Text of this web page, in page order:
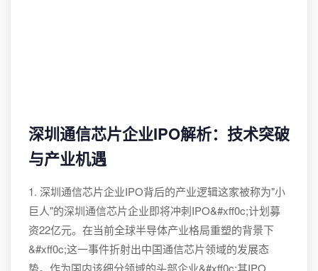
深圳通信芯片企业IPO解析：技术突破
与产业机遇
1. 深圳通信芯片企业IPO背后的产业逻辑这家被称为"小
巨人"的深圳通信芯片企业即将冲刺IPO&#xff0c;计划募
资22亿元。在当前全球半导体产业格局重塑的背景下
&#xff0c;这一事件折射出中国通信芯片领域的发展态
势。作为国内该细分领域的头部企业&#xff0c;其IPO…